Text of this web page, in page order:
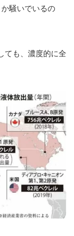
騒いでいるの
ても、濃度的に全